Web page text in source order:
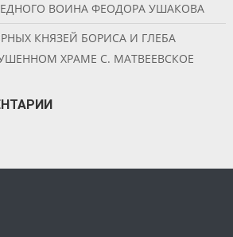
ВОИНА ФЕОДОРА УШАКОВА
КНЯЗЕЙ БОРИСА И ГЛЕБА
ХРАМЕ С. МАТВЕЕВСКОЕ